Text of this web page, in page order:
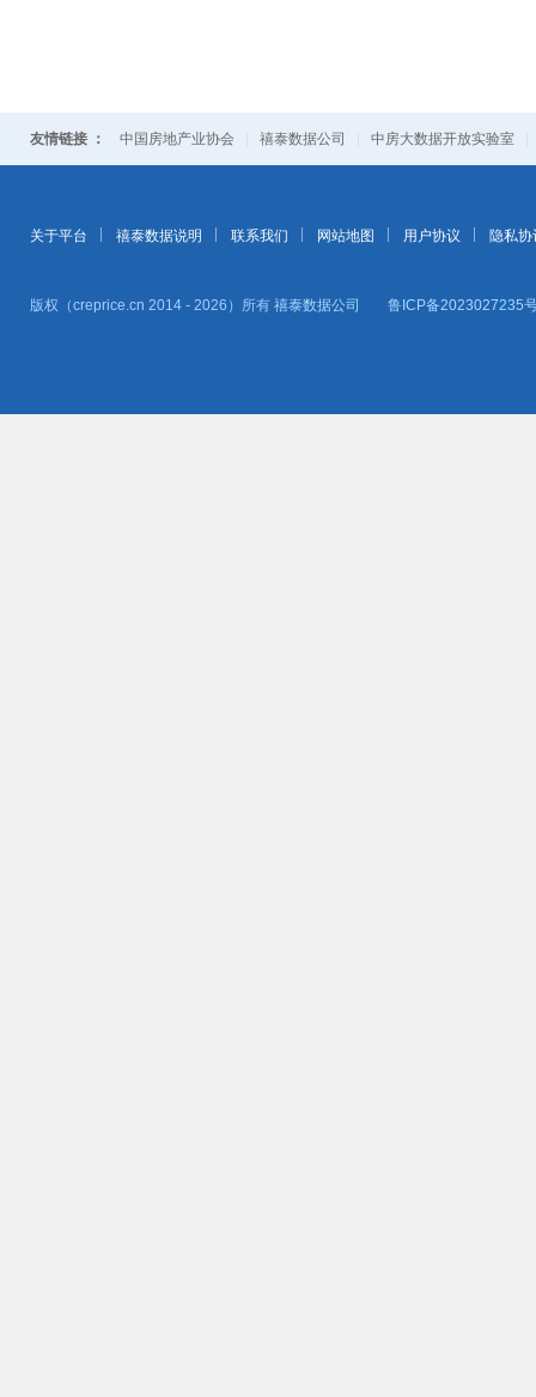
友情链接 ： 中国房地产业协会 禧泰数据公司 中房大数据开放实验室
关于平台 禧泰数据说明 联系我们 网站地图 用户协议 隐私协
版权（creprice.cn 2014 - 2026）所有 禧泰数据公司 鲁ICP备2023027235